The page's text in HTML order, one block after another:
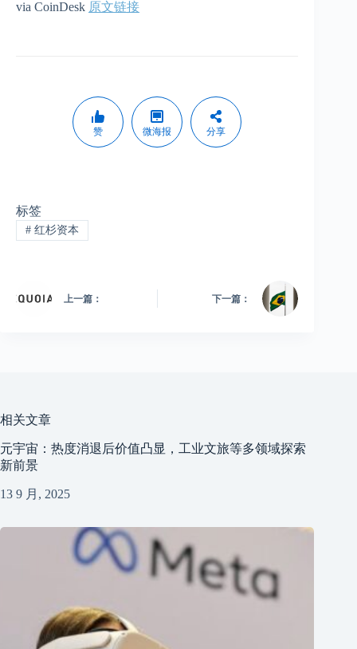
via CoinDesk 原文链接
赞 微海报 分享
标签
#红杉资本
上一篇： 下一篇：
相关文章
​元宇宙：热度消退后价值凸显，工业文旅等多领域探索
新前景​
13 9 月, 2025